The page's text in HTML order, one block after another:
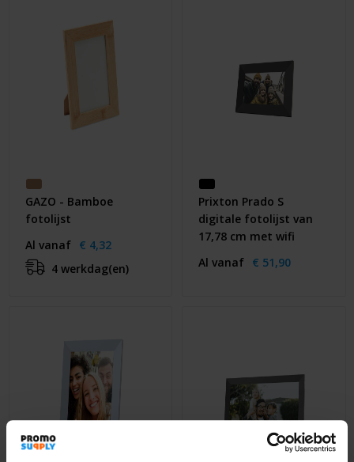
Huis & Lifestyle
Auto & Veiligheid
Paraplu's
Cadeaubonnen
GAZO - Bamboe
fotolijst
Al vanaf € 4,32
4 werkdag(en)
Prixton Prado S
digitale fotolijst van
17,78 cm met wifi
Al vanaf € 51,90